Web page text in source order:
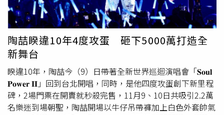
靴，整體看起來俐落時髦又大氣，還能將沒自信的腿部線
條、小腿肌、粗腳踝等地方，利用靴子通通遮光光！想打造
長腿、顯瘦效果，絕對要入手一雙過膝靴，而且意外好搭
配，搭配One-piece、緊身丹寧、短裙都很好看。（圖／侯
佩岑IG）女星靴子穿搭：佐佐木希Ｘ雪靴冷冷的天當然要來
一雙可愛又保暖的雪靴，日本女星佐佐木希這雙擁有帥氣外
型與軟萌毛絨材質，一穿上絕佳禦寒效果，還很減齡俏皮。
如果擔心雪靴穿起來不夠顯瘦，那就像佐佐木希一樣透過同
色系的搭配，創造出視覺修長的比例效果，還能營造出可塩
陶喆睽違10年4度攻蛋 砸下5000萬打造全
新舞台
睽違10年，陶喆今（9）日帶著全新世界巡迴演唱會「𝐒𝐨𝐮𝐥
𝐏𝐨𝐰𝐞𝐫 𝐈𝐈」回到台北開唱，同時，是他四度攻蛋創下新里程
碑，2場門票在開賣就秒殺完售，11月9、10日共吸引2.2萬
名樂迷到場朝聖，陶喆開場以牛仔吊帶褲加上白色外套帥氣